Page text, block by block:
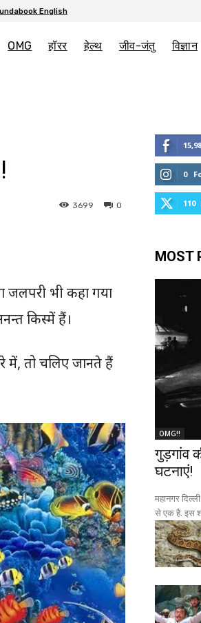
English
OMG हॉरर हेल्थ जीव-जंतु विज्ञान
0
3699
जलपरी भी कहा गया
किस्में हैं।
तो चलिए जानते हैं
0
110
MOST
OMG!!
गुड़गांव
घटनाएं!
महानगर
से एक है. इस